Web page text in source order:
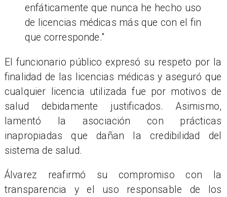
enfáticamente que nunca he hecho uso
de licencias médicas más que con el fin
que corresponde."
El funcionario público expresó su respeto por la
finalidad de las licencias médicas y aseguró que
cualquier licencia utilizada fue por motivos de
salud debidamente justificados. Asimismo,
lamentó la asociación con prácticas
inapropiadas que dañan la credibilidad del
sistema de salud.
Álvarez reafirmó su compromiso con la
transparencia y el uso responsable de los